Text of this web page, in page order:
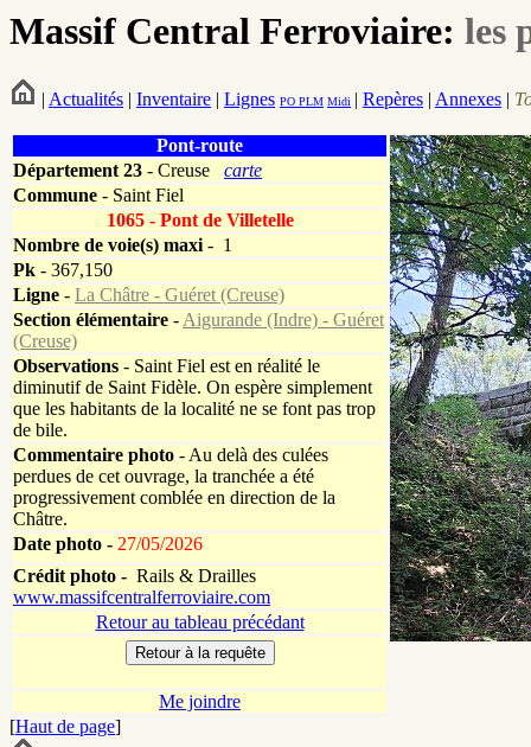
Massif Central Ferroviaire: les
| Actualités | Inventaire | Lignes PO PLM Midi | Repères | Annexes |
Pont-route
Département23 - Creuse carte
Commune - Saint Fiel
1065 - Pont de Villetelle
Nombre de voie(s) maxi- 1
Pk - 367,150
Ligne - La Châtre - Guéret (Creuse)
Section élémentaire -Aigurande (Indre) - Guéret
(Creuse)
Observations - Saint Fiel est en réalité le
diminutif de Saint Fidèle. On espère simplement
que les habitants de la localité ne se font pas trop
de bile.
Commentaire photo - Au delà des culées
perdues de cet ouvrage, la tranchée a été
progressivement comblée en direction de la
Châtre.
Date photo - 27/05/2026
Crédit photo - Rails & Drailles
www.massifcentralferroviaire.com
Retour au tableau précédant
Me joindre
[Haut de page]